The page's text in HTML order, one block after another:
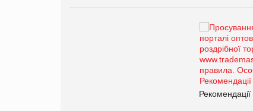
Рекомендації